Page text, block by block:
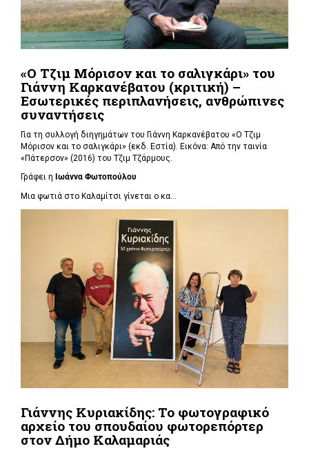
«Ο Τζιμ Μόρισον και το σαλιγκάρι» του
Γιάννη Καρκανέβατου (κριτική) –
Εσωτερικές περιπλανήσεις, ανθρώπινες
συναντήσεις
Για τη συλλογή διηγημάτων του Γιάννη Καρκανέβατου «Ο Τζιμ
Μόρισον και το σαλιγκάρι» (εκδ. Εστία). Εικόνα: Από την ταινία
«Πάτερσον» (2016) του Τζιμ Τζάρμους.
Γράφει η Ιωάννα Φωτοπούλου
Μια φωτιά στο Καλαμίτσι γίνεται ο κα...
Γιάννης Κυριακίδης: Το φωτογραφικό
αρχείο του σπουδαίου φωτορεπόρτερ
στον Δήμο Καλαμαριάς